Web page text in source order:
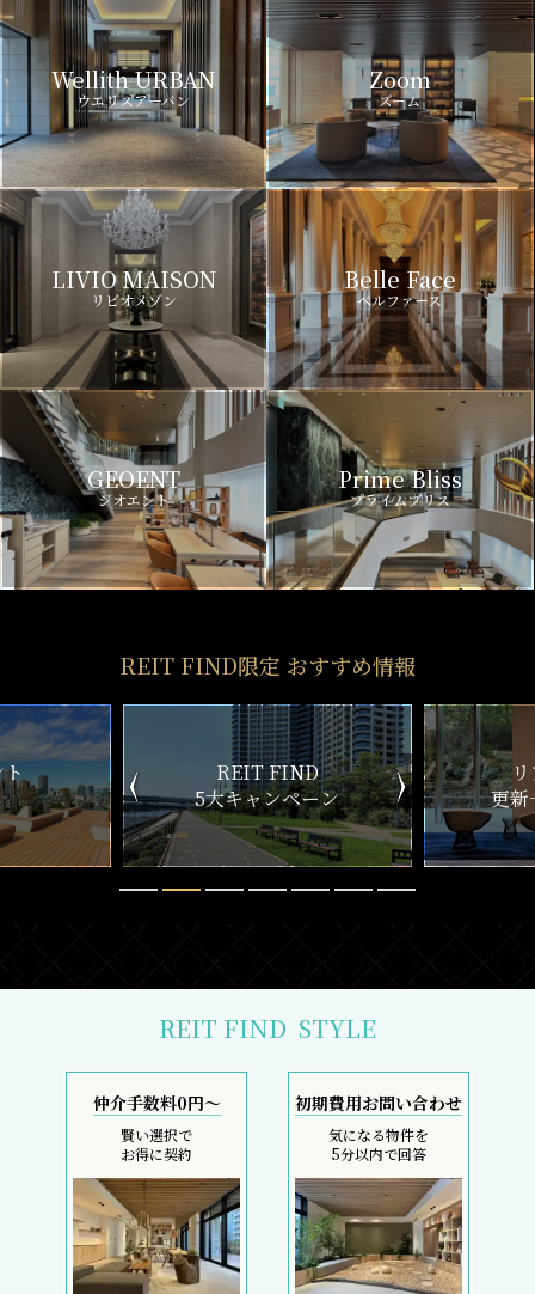
Wellith URBAN
ウエリスアーバン
Zoom
ズーム
LIVIO MAISON
リビオメゾン
Belle Face
ベルファース
GEOENT
ジオエント
Prime Bliss
プライムブリス
REIT FIND限定 おすすめ情報
ン
リアルタイム
更新一覧チェック
新
REIT FIND STYLE
仲介手数料0円～
賢い選択で
お得に契約
初期費用お問い合わせ
気になる物件を
5分以内で回答